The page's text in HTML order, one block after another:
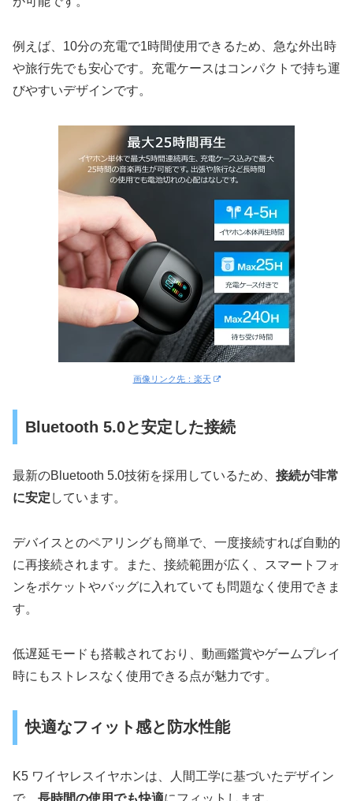
例えば、10分の充電で1時間使用できるため、急な外出時
や旅行先でも安心です。充電ケースはコンパクトで持ち運
びやすいデザインです。
画像リンク先：楽天
Bluetooth 5.0と安定した接続
最新のBluetooth 5.0技術を採用しているため、 接続が非常
に安定 しています。
デバイスとのペアリングも簡単で、一度接続すれば自動的
に再接続されます。また、接続範囲が広く、スマートフォ
ンをポケットやバッグに入れていても問題なく使用できま
す。
低遅延モードも搭載されており、動画鑑賞やゲームプレイ
時にもストレスなく使用できる点が魅力です。
快適なフィット感と防水性能
K5 ワイヤレスイヤホンは、人間工学に基づいたデザイン
で、 長時間の使用でも快適にフィットします。